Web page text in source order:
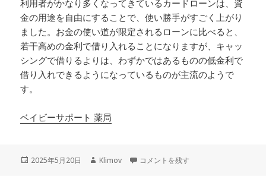
利用者がかなり多くなってきているカードローンは、資
金の用途を自由にすることで、使い勝手がすごく上がり
ました。お金の使い道が限定されるローンに比べると、
若干高めの金利で借り入れることになりますが、キャッ
シングで借りるよりは、わずかではあるものの低金利で
借り入れできるようになっているものが主流のようで
す。
ベイビーサポート 薬局
投
2025年5月20日
作
Klimov 結局のところ…。 に
コメントを残す